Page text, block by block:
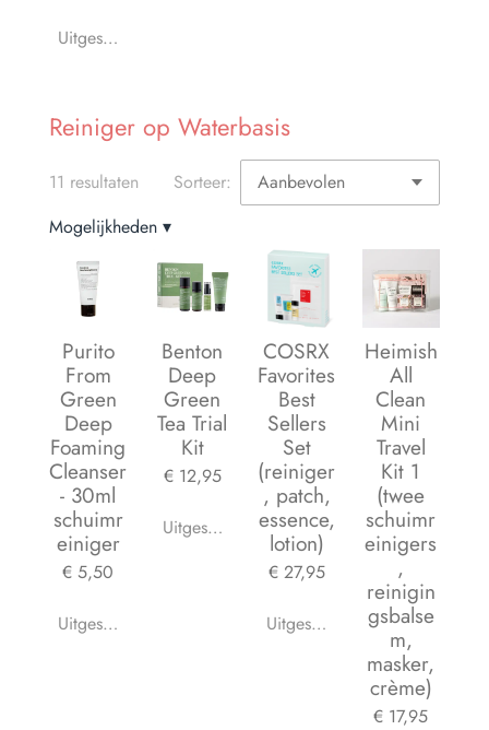
Uitgeschakeld
Reiniger op Waterbasis
11 resultaten
Sorteer:
Mogelijkheden ▾
Purito
From
Green
Deep
Foaming
Cleanser
- 30ml
schuimr
einiger
€ 5,50
Uitgeschakeld
Benton
Deep
Green
Tea Trial
Kit
€ 12,95
Uitgeschakeld
COSRX
Favorites
Best
Sellers
Set
(reiniger
, patch,
essence,
lotion)
€ 27,95
Uitgeschakeld
Heimish
All
Clean
Mini
Travel
Kit 1
(twee
schuimr
einigers
,
reinigin
gsbalse
m,
masker,
crème)
€ 17,95